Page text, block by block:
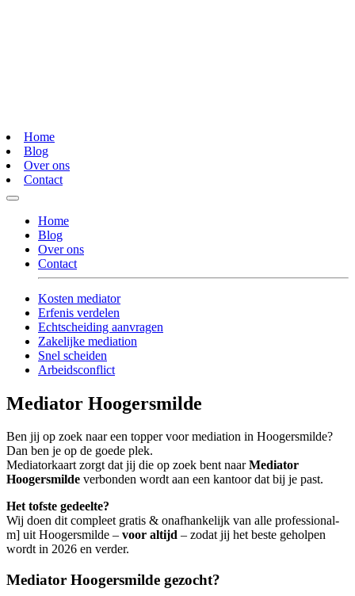
Home
Blog
Over ons
Contact
Home
Blog
Over ons
Contact
Kosten mediator
Erfenis verdelen
Echtscheiding aanvragen
Zakelijke mediation
Snel scheiden
Arbeidsconflict
Mediator Hoogersmilde
Ben jij op zoek naar een topper voor mediation in Hoogersmilde?
Dan ben je op de goede plek.
Mediatorkaart zorgt dat jij die op zoek bent naarMediator
Hoogersmilde verbonden wordt aan een kantoor dat bij je past.
Het tofste gedeelte?
Wij doen dit compleet gratis & onafhankelijk van alle professional-
m] uit Hoogersmilde – voor altijd – zodat jij het beste geholpen
wordt in 2026 en verder.
Mediator Hoogersmilde gezocht?